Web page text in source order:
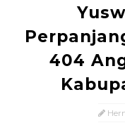
404